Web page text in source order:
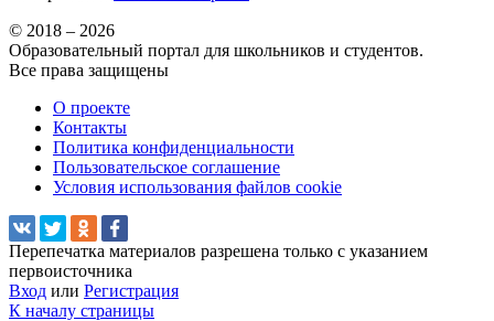
© 2018 – 2026
Образовательный портал для школьников и студентов.
Все права защищены
О проекте
Контакты
Политика конфиденциальности
Пользовательское соглашение
Условия использования файлов cookie
Перепечатка материалов разрешена только с указанием
первоисточника
Вход или Регистрация
К началу страницы